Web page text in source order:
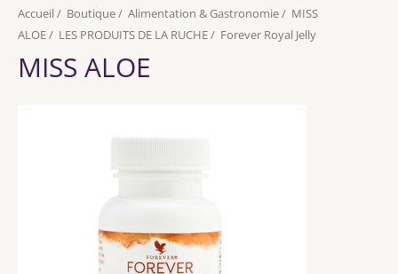
Accueil / Boutique/ Alimentation & Gastronomie/ MISS
ALOE/ LES PRODUITS DE LA RUCHE/ Forever Royal Jelly
MISS ALOE